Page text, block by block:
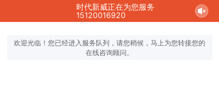
时代新威正在为您服务
15120016920
欢迎光临！您已经进入服务队列，请您稍候，马上为您转接您的
在线咨询顾问。